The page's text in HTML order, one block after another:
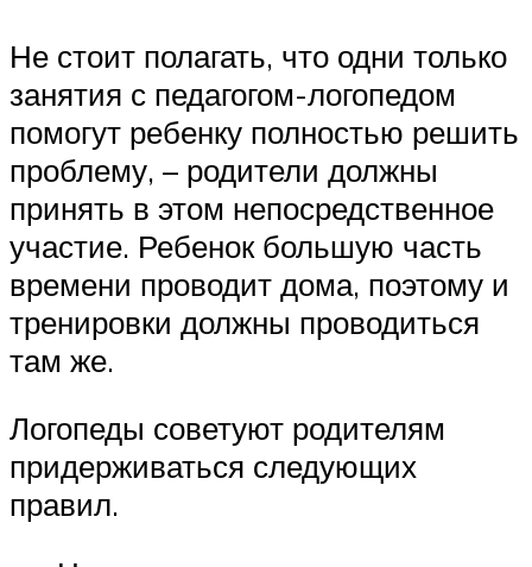
Не стоит полагать, что одни только
занятия с педагогом-логопедом
помогут ребенку полностью решить
проблему, – родители должны
принять в этом непосредственное
участие. Ребенок большую часть
времени проводит дома, поэтому и
тренировки должны проводиться
там же.
Логопеды советуют родителям
придерживаться следующих
правил.